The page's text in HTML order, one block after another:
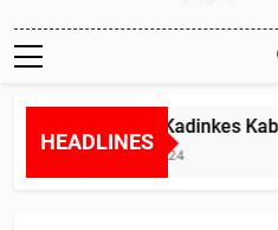
HEADLINES
Diduga Kadinkes Kab.
Juli 24, 2024